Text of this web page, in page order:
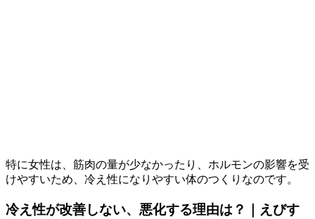
特に女性は、筋肉の量が少なかったり、ホルモンの影響を受
けやすいため、冷え性になりやすい体のつくりなのです。
冷え性が改善しない、悪化する理由は？｜えびす